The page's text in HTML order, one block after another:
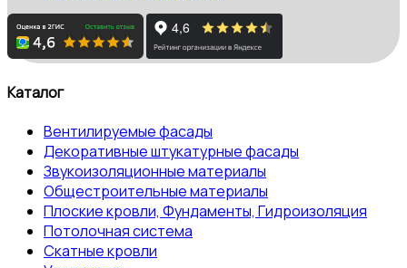
Каталог
Вентилируемые фасады
Декоративные штукатурные фасады
Звукоизоляционные материалы
Общестроительные материалы
Плоские кровли, Фундаменты, Гидроизоляция
Потолочная система
Скатные кровли